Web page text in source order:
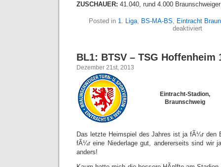
ZUSCHAUER: 41.040, rund 4.000 Braunschweiger
Posted in 1. Liga, BS-MA-BS, Eintracht
deaktiviertfür
–
BL1: BTSV – TSG Hoffenheim
Dezember 21st, 2013
Eintracht-Stadion,
Braunschweig
Das letzte Heimspiel des Jahres ist ja fÃ¼r den
fÃ¼r eine Niederlage gut, andererseits sind wir
anders!